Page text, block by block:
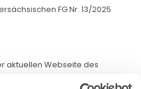
FG Nr. 13/2025
aktuellen Webseite des